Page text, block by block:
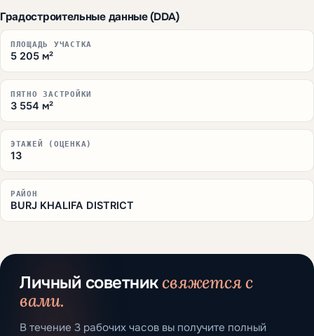
Градостроительные данные (DDA)
ПЛОЩАДЬ УЧАСТКА
5 205 м²
ПЯТНО ЗАСТРОЙКИ
3 554 м²
ЭТАЖЕЙ (ОЦЕНКА)
13
РАЙОН
BURJ KHALIFA DISTRICT
Личный советниксвяжется с
вами.
В течение 3 рабочих часов вы получите полный